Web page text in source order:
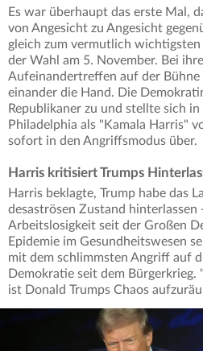
Es war überhaupt das erste Mal,
von Angesicht zu Angesicht
gleich zum vermutlich
der Wahl am 5. November. Bei
Aufeinandertreffen auf der
einander die Hand. Die
Republikaner zu und stellte sich
Philadelphia als "Kamala Harris"
sofort in den Angriffsmodus über.
Harris kritisiert Trumps
Harris beklagte, Trump habe das
desaströsen Zustand
Arbeitslosigkeit seit der Großen
Epidemie im Gesundheitswesen
mit dem schlimmsten Angriff auf
Demokratie seit dem
ist Donald Trumps Chaos